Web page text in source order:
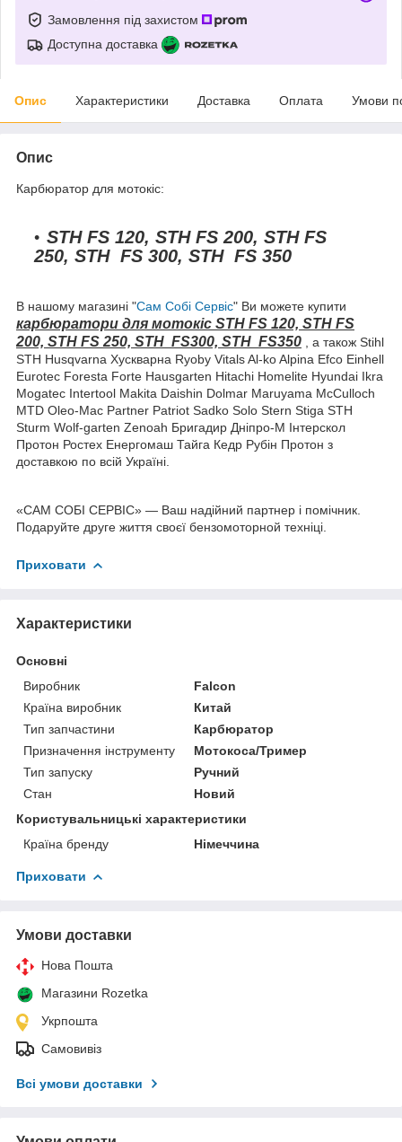
Замовлення під захистом
Доступна доставка
Опис Характеристики Доставка Оплата Умови
Опис
Карбюратор для мотокіс:
STH FS 120, STH FS 200, STH FS
250, STH FS 300, STH FS 350
В нашому магазині "Сам Собі Сервіс" Ви можете купити
карбюратори для мотокіс STH FS 120, STH FS
200, STH FS 250, STH FS300, STH FS350 , а також Stihl
STH Husqvarna Хускварна Ryoby Vitals Al-ko Alpina Efco Einhell
Eurotec Foresta Forte Hausgarten Hitachi Homelite Hyundai Ikra
Mogatec Intertool Makita Daishin Dolmar Maruyama McCulloch
MTD Oleo-Mac Partner Patriot Sadko Solo Stern Stiga STH
Sturm Wolf-garten Zenoah Бригадир Дніпро-М Інтерскол
Протон Ростех Енергомаш Тайга Кедр Рубін Протон з
доставкою по всій Україні.
«САМ СОБІ СЕРВІС» — Ваш надійний партнер і помічник.
Подаруйте друге життя своєї бензомоторной техніці.
Приховати
Характеристики
Основні
Виробник
Falcon
Країна виробник
Китай
Тип запчастини
Карбюратор
Призначення інструменту
Мотокоса/Тример
Тип запуску
Ручний
Стан
Новий
Користувальницькі характеристики
Країна бренду
Німеччина
Приховати
Умови доставки
Нова Пошта
Магазини Rozetka
Укрпошта
Самовивіз
Всі умови доставки